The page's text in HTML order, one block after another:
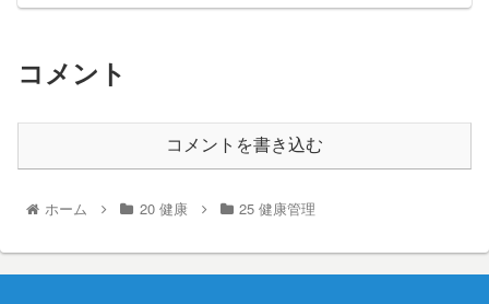
コメント
コメントを書き込む
ホーム 20 健康 25 健康管理